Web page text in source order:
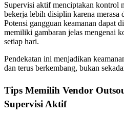
Supervisi aktif menciptakan kontrol
bekerja lebih disiplin karena merasa
Potensi gangguan keamanan dapat
memiliki gambaran jelas mengenai
setiap hari.
Pendekatan ini menjadikan
dan terus berkembang, bukan
Tips Memilih Vendor
Supervisi Aktif